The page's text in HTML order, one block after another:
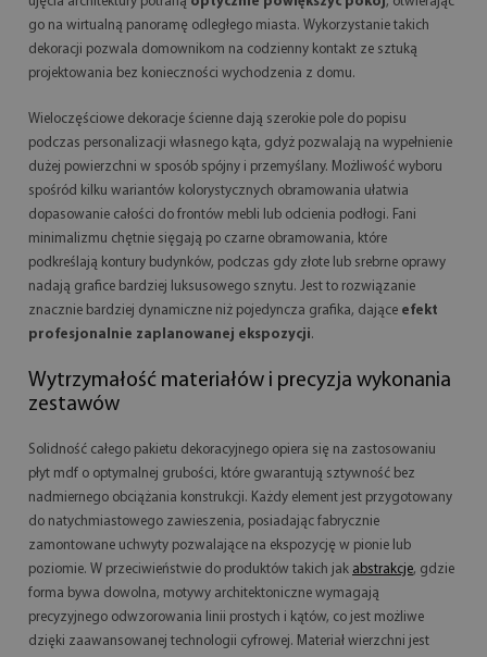
go na wirtualną panoramę odległego miasta. Wykorzystanie takich
dekoracji pozwala domownikom na codzienny kontakt ze sztuką
projektowania bez konieczności wychodzenia z domu.
Wieloczęściowe dekoracje ścienne dają szerokie pole do popisu
podczas personalizacji własnego kąta, gdyż pozwalają na wypełnienie
dużej powierzchni w sposób spójny i przemyślany. Możliwość wyboru
spośród kilku wariantów kolorystycznych obramowania ułatwia
dopasowanie całości do frontów mebli lub odcienia podłogi. Fani
minimalizmu chętnie sięgają po czarne obramowania, które
podkreślają kontury budynków, podczas gdy złote lub srebrne oprawy
nadają grafice bardziej luksusowego sznytu. Jest to rozwiązanie
znacznie bardziej dynamiczne niż pojedyncza grafika, dające efekt
profesjonalnie zaplanowanej ekspozycji.
Wytrzymałość materiałów i precyzja wykonania
zestawów
Solidność całego pakietu dekoracyjnego opiera się na zastosowaniu
płyt mdf o optymalnej grubości, które gwarantują sztywność bez
nadmiernego obciążania konstrukcji. Każdy element jest przygotowany
do natychmiastowego zawieszenia, posiadając fabrycznie
zamontowane uchwyty pozwalające na ekspozycję w pionie lub
poziomie. W przeciwieństwie do produktów takich jak abstrakcje, gdzie
forma bywa dowolna, motywy architektoniczne wymagają
precyzyjnego odwzorowania linii prostych i kątów, co jest możliwe
dzięki zaawansowanej technologii cyfrowej. Materiał wierzchni jest